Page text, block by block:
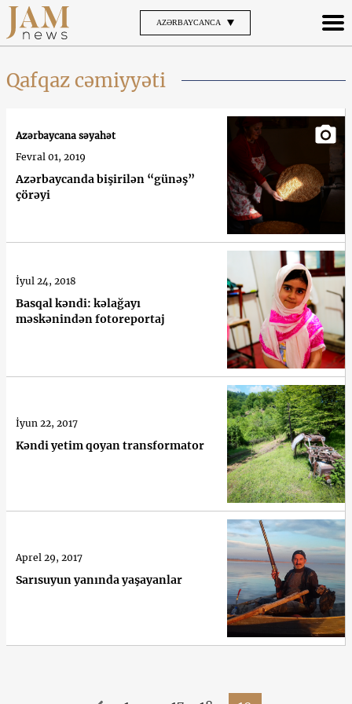
AZƏRBAYCANCA
Qafqaz cəmiyyəti
Azərbaycanda bişirilən “günəş”
çörəyi
Azərbaycana səyahət
Fevral 01, 2019
Basqal kəndi: kəlağayı
məskənindən fotoreportaj
İyul 24, 2018
Kəndi yetim qoyan transformator
İyun 22, 2017
Sarısuyun yanında yaşayanlar
Aprel 29, 2017